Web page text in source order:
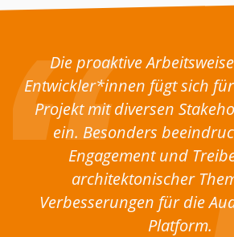
Die proaktive
Entwickler*innen fügt sich
Projekt mit diversen
ein. Besonders
Engagement und
architektonischer
Verbesserungen für die
Platform.